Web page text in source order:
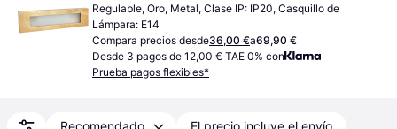
Regulable, Oro, Metal, Clase IP: IP20, Casquillo de
Lámpara: E14
Compara precios desde36,00 €a69,90 €
Desde 3 pagos de 12,00 € TAE 0% con
Prueba pagos flexibles*
Recomendado El precio incluye el envío